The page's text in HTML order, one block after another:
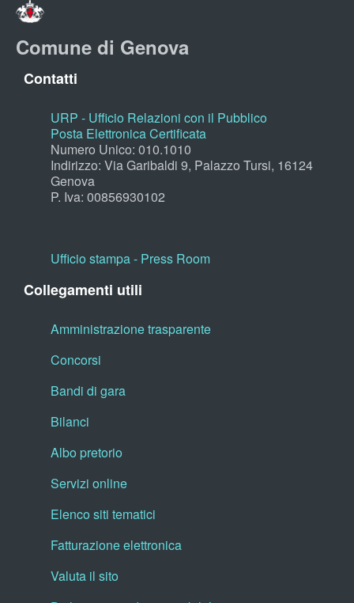
Comune di Genova
Contatti
URP - Ufficio Relazioni con il Pubblico
Posta Elettronica Certificata
Numero Unico: 010.1010
Indirizzo: Via Garibaldi 9, Palazzo Tursi, 16124
Genova
P. Iva: 00856930102
Ufficio stampa - Press Room
Collegamenti utili
Amministrazione trasparente
Concorsi
Bandi di gara
Bilanci
Albo pretorio
Servizi online
Elenco siti tematici
Fatturazione elettronica
Valuta il sito